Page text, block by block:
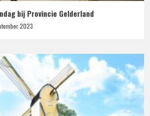
bij Provincie Gelderland
2023